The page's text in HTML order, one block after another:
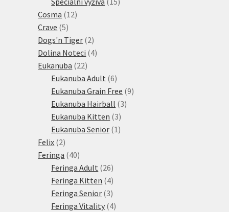
Cosma 1212
Crave 55
produktů
Dogs'n Tiger 22
produkty
Dolina Noteci 44
Eukanuba 2222
produktů
Eukanuba Adult 66
produktů
Eukanuba Grain Free 99
Eukanuba Hairball 33
Eukanuba Kitten 33
produkty
Eukanuba Senior 1 1
Felix 22
produkty
Feringa 4040
produktů
Feringa Adult 2626
produktů
Feringa Kitten 44
produkty
Feringa Senior 33
produkty
Feringa Vitality 44